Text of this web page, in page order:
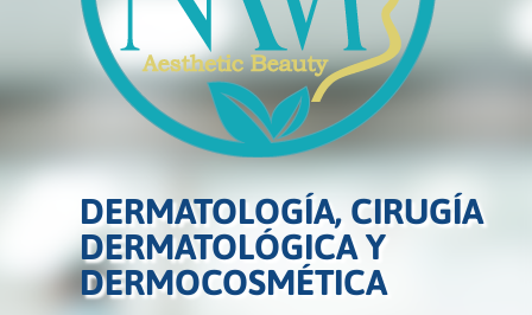
DERMATOLOGÍA, CIRUGÍA
DERMATOLÓGICA Y
DERMOCOSMÉTICA